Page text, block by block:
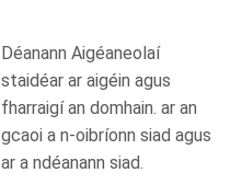
Déanann Aigéaneolaí
staidéar ar aigéin agus
fharraigí an domhain. ar an
gcaoi a n-oibríonn siad agus
ar a ndéanann siad.